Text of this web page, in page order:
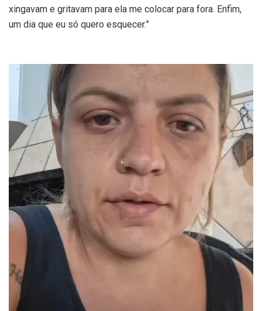
xingavam e gritavam para ela me colocar para fora. Enfim,
um dia que eu só quero esquecer.”